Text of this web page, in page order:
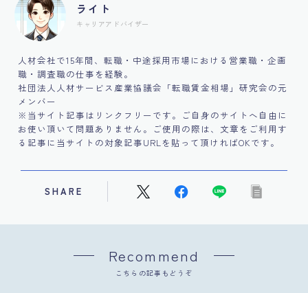
ライト
キャリアアドバイザー
人材会社で15年間、転職・中途採用市場における営業職・企画
職・調査職の仕事を経験。
社団法人人材サービス産業協議会「転職賃金相場」研究会の元
メンバー
※当サイト記事はリンクフリーです。ご自身のサイトへ自由に
お使い頂いて問題ありません。ご使用の際は、文章をご利用す
る記事に当サイトの対象記事URLを貼って頂ければOKです。
SHARE
Recommend
こちらの記事もどうぞ